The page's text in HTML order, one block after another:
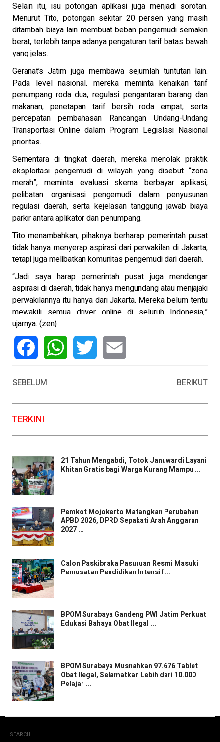
Selain itu, isu potongan aplikasi juga menjadi sorotan.
Menurut Tito, potongan sekitar 20 persen yang masih
ditambah biaya lain membuat beban pengemudi semakin
berat, terlebih tanpa adanya pengaturan tarif batas bawah
yang jelas.
Geranat’s Jatim juga membawa sejumlah tuntutan lain.
Pada level nasional, mereka meminta kenaikan tarif
penumpang roda dua, regulasi pengantaran barang dan
makanan, penetapan tarif bersih roda empat, serta
percepatan pembahasan Rancangan Undang-Undang
Transportasi Online dalam Program Legislasi Nasional
prioritas.
Sementara di tingkat daerah, mereka menolak praktik
eksploitasi pengemudi di wilayah yang disebut “zona
merah”, meminta evaluasi skema berbayar aplikasi,
pelibatan organisasi pengemudi dalam penyusunan
regulasi daerah, serta kejelasan tanggung jawab biaya
parkir antara aplikator dan penumpang.
Tito menambahkan, pihaknya berharap pemerintah pusat
tidak hanya menyerap aspirasi dari perwakilan di Jakarta,
tetapi juga melibatkan komunitas pengemudi dari daerah.
“Jadi saya harap pemerintah pusat juga mendengar
aspirasi di daerah, tidak hanya mengundang atau menjajaki
perwakilannya itu hanya dari Jakarta. Mereka belum tentu
mewakili semua driver online di seluruh Indonesia,”
ujarnya. (zen)
SEBELUM
BERIKUT
TERKINI
21 Tahun Mengabdi, Totok Januwardi Layani
Khitan Gratis bagi Warga Kurang Mampu ...
Pemkot Mojokerto Matangkan Perubahan
APBD 2026, DPRD Sepakati Arah Anggaran
2027 ...
Calon Paskibraka Pasuruan Resmi Masuki
Pemusatan Pendidikan Intensif ...
BPOM Surabaya Gandeng PWI Jatim Perkuat
Edukasi Bahaya Obat Ilegal ...
BPOM Surabaya Musnahkan 97.676 Tablet
Obat Ilegal, Selamatkan Lebih dari 10.000
Pelajar ...
SEARCH